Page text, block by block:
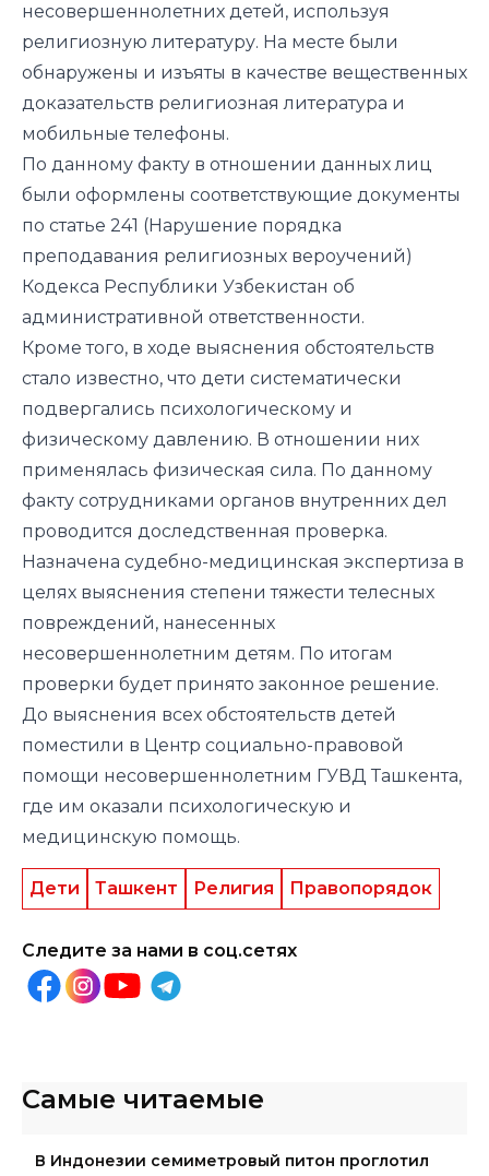
несовершеннолетних детей, используя
религиозную литературу. На месте были
обнаружены и изъяты в качестве вещественных
доказательств религиозная литература и
мобильные телефоны.
По данному факту в отношении данных лиц
были оформлены соответствующие документы
по статье 241 (Нарушение порядка
преподавания религиозных вероучений)
Кодекса Республики Узбекистан об
административной ответственности.
Кроме того, в ходе выяснения обстоятельств
стало известно, что дети систематически
подвергались психологическому и
физическому давлению. В отношении них
применялась физическая сила. По данному
факту сотрудниками органов внутренних дел
проводится доследственная проверка.
Назначена судебно-медицинская экспертиза в
целях выяснения степени тяжести телесных
повреждений, нанесенных
несовершеннолетним детям. По итогам
проверки будет принято законное решение.
До выяснения всех обстоятельств детей
поместили в Центр социально-правовой
помощи несовершеннолетним ГУВД Ташкента,
где им оказали психологическую и
медицинскую помощь.
Дети Ташкент Религия Правопорядок
Следите за нами в соц.сетях
Самые читаемые
В Индонезии семиметровый питон проглотил